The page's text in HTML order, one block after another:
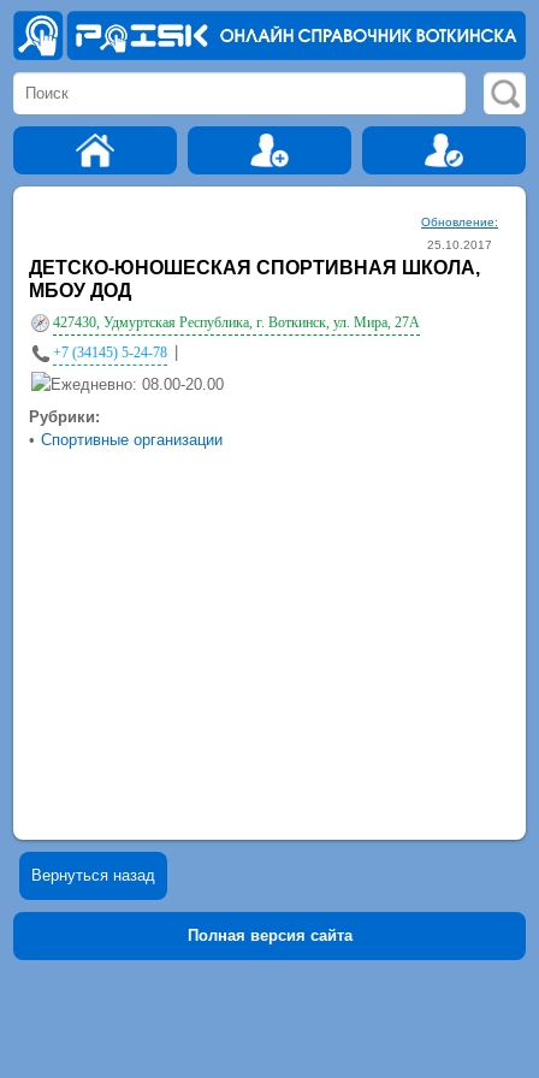
Обновление:
25.10.2017
ДЕТСКО-ЮНОШЕСКАЯ СПОРТИВНАЯ ШКОЛА,
МБОУ ДОД
427430, Удмуртская Республика, г. Воткинск, ул. Мира, 27А
+7 (34145) 5-24-78 |
Ежедневно: 08.00-20.00
Рубрики:
• Спортивные организации
Вернуться назад
Полная версия сайта